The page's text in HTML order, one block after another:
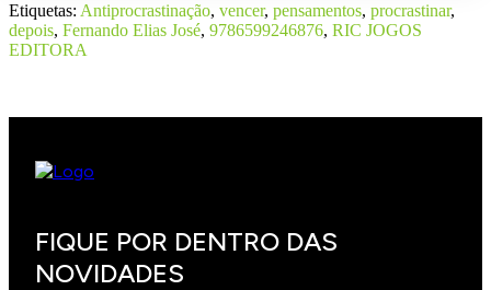
Etiquetas: Antiprocrastinação, vencer, pensamentos, procrastinar,
depois, Fernando Elias José, 9786599246876, RIC JOGOS
EDITORA
FIQUE POR DENTRO DAS
NOVIDADES